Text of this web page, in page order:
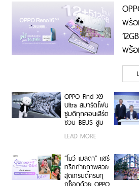
พร้
พร้
ล่าสุ
โม
OPPO Find X9
Ultra สมาร์ตโฟน
ซูมดีทุกคอนเสิร์ต
ชวน BEUS ซูม
เก็บทุกโมเมนต์
ความสนุกสุดคม
BUS LIGHT AS
ONE
LEAD MORE
“โบว์ เมลดา” แชร์
ทริกถ่ายภาพสวย
สุดเทรนดี้ครบทุ